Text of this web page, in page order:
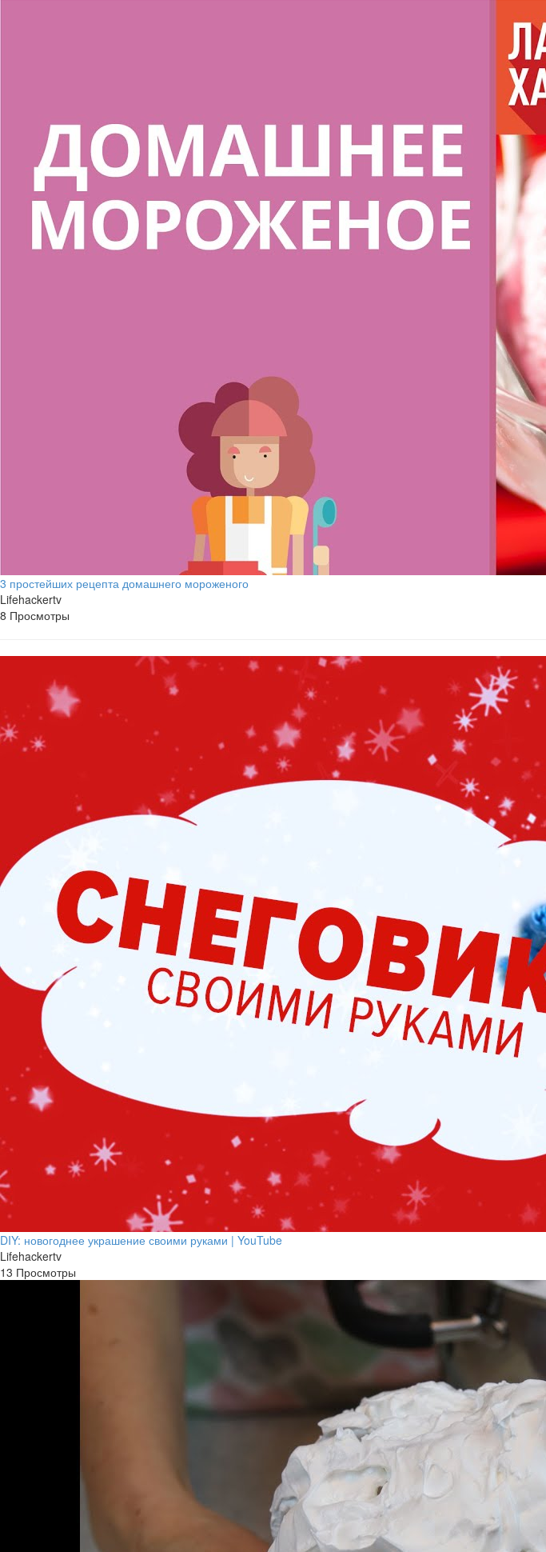
3 простейших рецепта домашнего мороженого
Lifehackertv
8 Просмотры
DIY: новогоднее украшение своими руками | YouTube
Lifehackertv
13 Просмотры